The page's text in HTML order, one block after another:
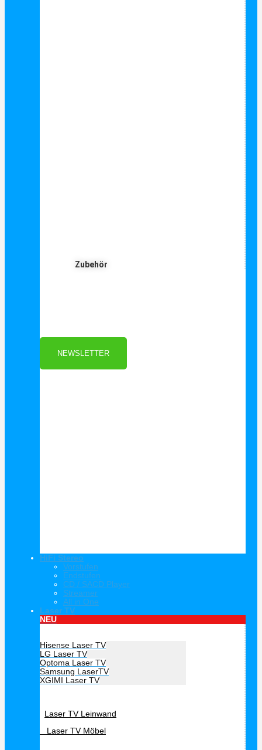
Zubehör
Als Danke schön für Ihre Anmeldung
NEWSLETTER
HiFi Stereo
Vorstufen
Endstufen
CD / SACD Player
Streamer
All in One
Laser TV
NEU
Hisense Laser TV
LG Laser TV
Optoma Laser TV
Samsung LaserTV
XGIMI Laser TV
Laser TV Leinwand
Laser TV Möbel